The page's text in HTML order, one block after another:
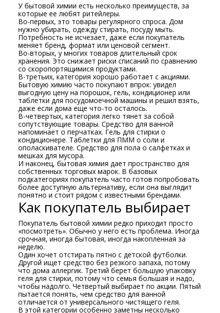
У бытовой химии есть несколько преимуществ, за
которые ее любят ритейлеры.
Во-первых, это товары регулярного спроса. Дом
нужно убирать, одежду стирать, посуду мыть.
Потребность не исчезает, даже если покупатель
меняет бренд, формат или ценовой сегмент.
Во-вторых, у многих товаров длительный срок
хранения. Это снижает риски списаний по сравнению
со скоропортящимися продуктами.
В-третьих, категория хорошо работает с акциями.
Бытовую химию часто покупают впрок: увидел
выгодную цену на порошок, гель, кондиционер или
таблетки для посудомоечной машины и решил взять,
даже если дома еще что-то осталось.
В-четвертых, категория легко тянет за собой
сопутствующие товары. Средство для ванной
напоминает о перчатках. Гель для стирки о
кондиционере. Таблетки для ПММ о соли и
ополаскивателе. Средство для пола о салфетках и
мешках для мусора.
И наконец, бытовая химия дает пространство для
собственных торговых марок. В базовых
подкатегориях покупатель часто готов попробовать
более доступную альтернативу, если она выглядит
понятно и стоит рядом с известными брендами.
Как покупатель выбирает
Покупатель бытовой химии редко приходит просто
«посмотреть». Обычно у него есть проблема. Иногда
срочная, иногда бытовая, иногда накопленная за
неделю.
Один хочет отстирать пятно с детской футболки.
Другой ищет средство без резкого запаха, потому
что дома аллергик. Третий берет большую упаковку
геля для стирки, потому что семья большая и надо,
чтобы надолго. Четвертый выбирает по акции. Пятый
пытается понять, чем средство для ванной
отличается от универсального чистящего геля.
В этой категории особенно заметны несколько